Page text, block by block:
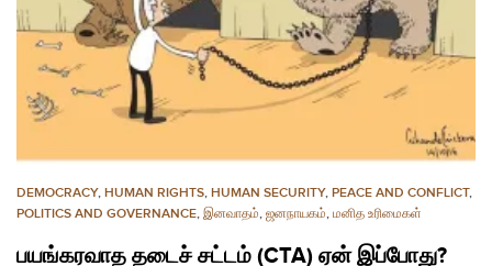
DEMOCRACY, HUMAN RIGHTS, HUMAN SECURITY, PEACE AND CONFLICT,
POLITICS AND GOVERNANCE, இனவாதம், ஜனநாயகம், மனித உரிமைகள்
பயங்கரவாத தடைச் சட்டம் (CTA) ஏன் இப்போது?